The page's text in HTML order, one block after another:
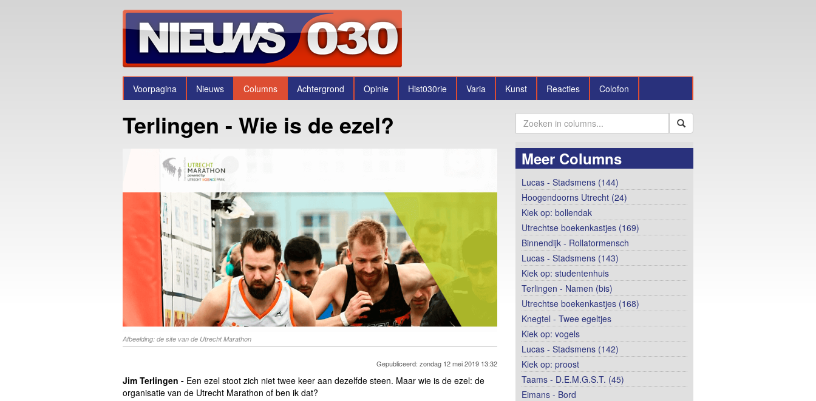
Voorpagina Nieuws Columns Achtergrond Opinie Hist030rie Varia Kunst Reacties Colofon
Terlingen - Wie is de ezel?
Afbeelding: de site van de Utrecht Marathon
Gepubliceerd: zondag 12 mei 2019 13:32
Jim Terlingen - Een ezel stoot zich niet twee keer aan dezelfde steen. Maar wie is de ezel: de
organisatie van de Utrecht Marathon of ben ik dat?
Meer Columns
Lucas - Stadsmens (144)
Hoogendoorns Utrecht (24)
Kiek op: bollendak
Utrechtse boekenkastjes (169)
Binnendijk - Rollatormensch
Lucas - Stadsmens (143)
Kiek op: studentenhuis
Terlingen - Namen (bis)
Utrechtse boekenkastjes (168)
Knegtel - Twee egeltjes
Kiek op: vogels
Lucas - Stadsmens (142)
Kiek op: proost
Taams - D.E.M.G.S.T. (45)
Eimans - Bord